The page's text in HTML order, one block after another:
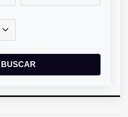
BUSCAR